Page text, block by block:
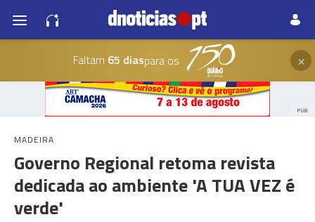
Faltam 65 diaspara os ×
PUB
MADEIRA
Governo Regional retoma revista
dedicada ao ambiente 'A TUA VEZ é
verde'